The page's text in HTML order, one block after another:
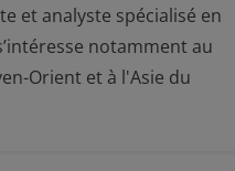
et analyste spécialisé en
notamment au
Orient et à l'Asie du